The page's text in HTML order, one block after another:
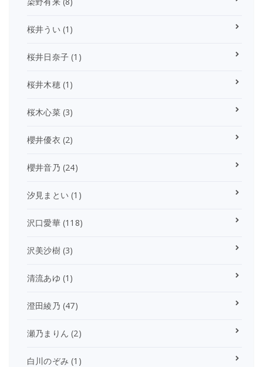
桜井うい (1)
桜井日奈子 (1)
桜井木穂(1)
桜木心菜(3)
櫻井優衣 (2)
櫻井音乃 (24)
汐見まとい (1)
沢口愛華(118)
沢美沙樹(3)
清流あゆ (1)
澄田綾乃 (47)
瀬乃まりん (2)
白川のぞみ (1)